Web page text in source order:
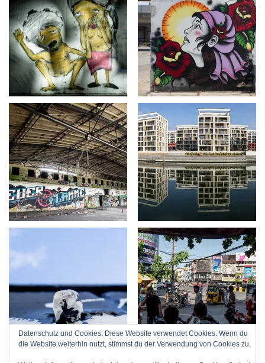
Datenschutz und Cookies: Diese Website verwendet Cookies. Wenn du
die Website weiterhin nutzt, stimmst du der Verwendung von Cookies zu.